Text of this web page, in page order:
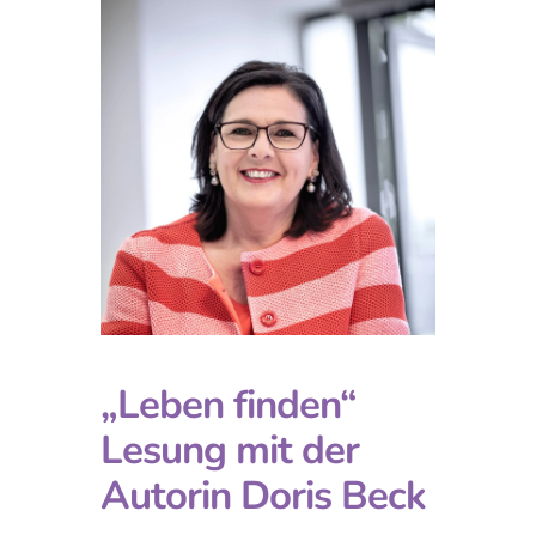
„Leben finden“
Lesung mit der
Autorin Doris Beck